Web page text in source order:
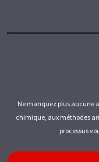
Ne manquez plus aucune
chimique, aux méthodes
processus